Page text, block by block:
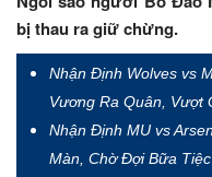
bị thau ra giữ chừng.
Nhận Định Wolves vs
Vương Ra Quân, Vượt
Nhận Định MU vs
Màn, Chờ Đợi Bữa